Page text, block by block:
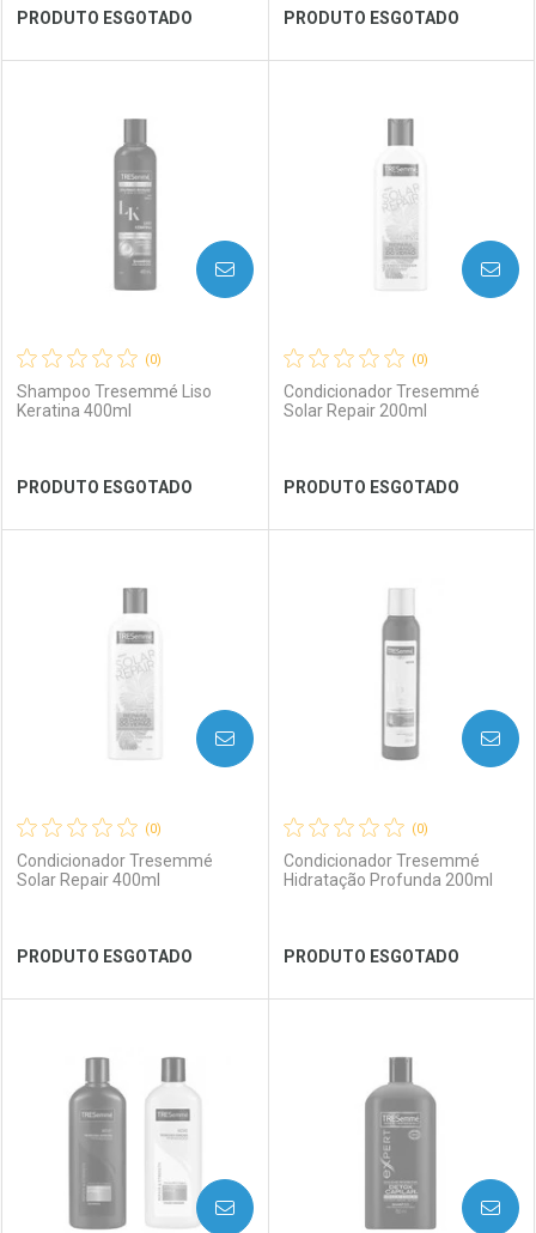
Ver Desconto Convênio Ver Desconto Convênio
PRODUTO ESGOTADO
Laboratório
Ver Desconto Convênio
Por Menos
PRODUTO ESGOTADO
Laboratório
Ver Desconto Convênio
Por Menos
(0)
Shampoo Tresemmé Liso
Keratina 400ml
PRODUTO ESGOTADO
AVISE-ME
Laboratório
Ver Desconto Convênio
Por Menos
(0)
Condicionador Tresemmé
Solar Repair 200ml
PRODUTO ESGOTADO
AVISE-ME
Laboratório
Ver Desconto Convênio
Por Menos
(0)
Condicionador Tresemmé
Solar Repair 400ml
PRODUTO ESGOTADO
AVISE-ME
Laboratório
Por Menos
(0)
Condicionador Tresemmé
Hidratação Profunda 200ml
PRODUTO ESGOTADO
AVISE-ME
Laboratório
Por Menos
AVISE-ME AVISE-ME